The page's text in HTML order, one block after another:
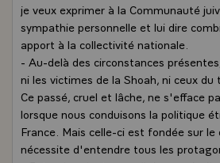
je veux exprimer à la Communauté
sympathie personnelle et lui dire
apport à la collectivité nationale.
- Au-delà des circonstances
ni les victimes de la Shoah, ni ceux du
Ce passé, cruel et lâche, ne s'efface
lorsque nous conduisons la politique
France. Mais celle-ci est fondée sur le
nécessite d'entendre tous les